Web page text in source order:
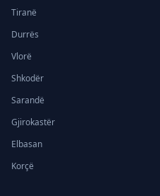
Tiranë
Durrës
Vlorë
Shkodër
Sarandë
Gjirokastër
Elbasan
Korçë